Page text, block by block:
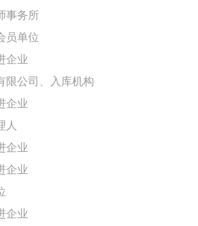
事务所
员单位
企业
限公司、入库机构
企业
人
企业
企业
企业